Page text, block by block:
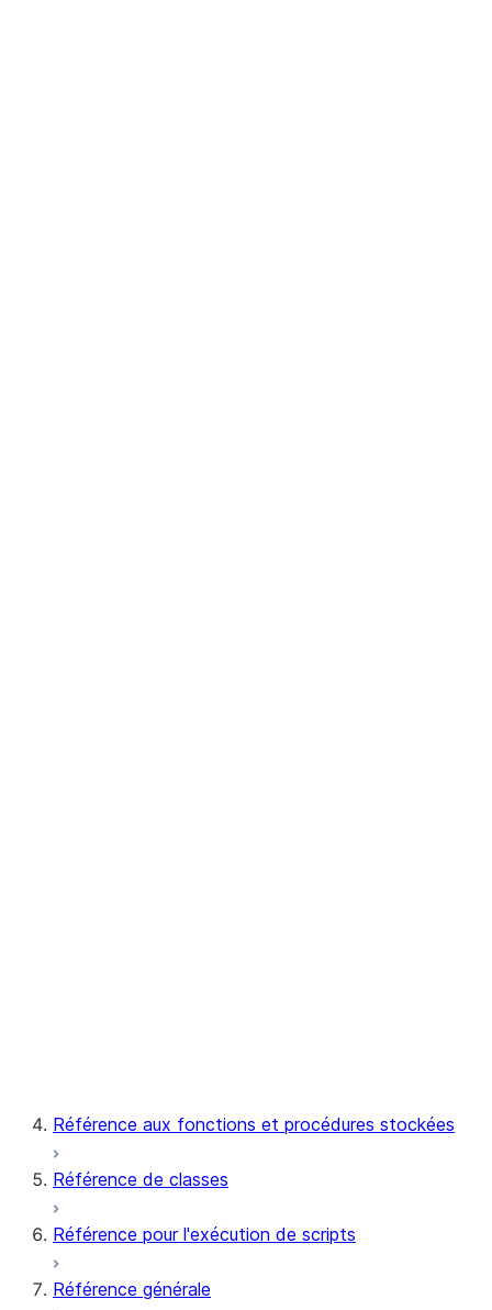
Référence aux fonctions et procédures stockées
Référence de classes
Référence pour l'exécution de scripts
Référence générale